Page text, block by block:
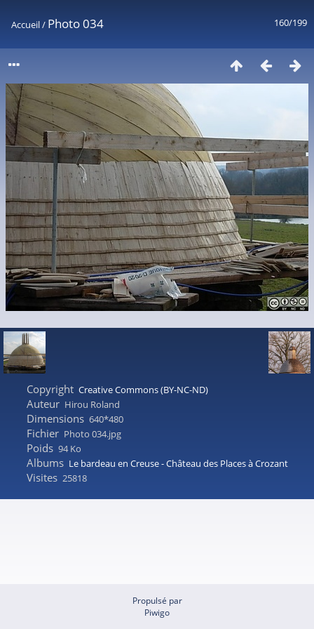
160/199
Accueil/ Photo 034
Copyright Creative Commons (BY-NC-ND)
Auteur Hirou Roland
Dimensions 640*480
Fichier Photo 034.jpg
Poids 94 Ko
Albums Le bardeau en Creuse - Château des Places à Crozant
Visites 25818
Propulsé par
Piwigo